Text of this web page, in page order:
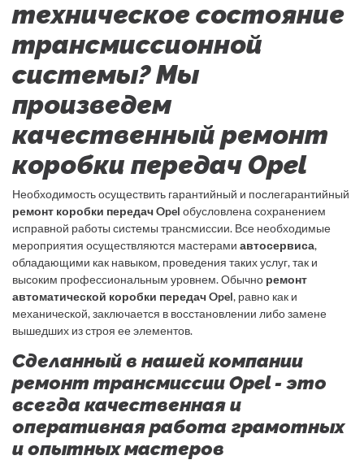
техническое состояние
трансмиссионной
системы? Мы
произведем
качественный ремонт
коробки передач Opel
Необходимость осуществить гарантийный и послегарантийный
ремонт коробки передач Opel обусловлена сохранением
исправной работы системы трансмиссии. Все необходимые
мероприятия осуществляются мастерами автосервиса,
обладающими как навыком, проведения таких услуг, так и
высоким профессиональным уровнем. Обычно ремонт
автоматической коробки передач Opel, равно как и
механической, заключается в восстановлении либо замене
вышедших из строя ее элементов.
Сделанный в нашей компании
ремонт трансмиссии Opel - это
всегда качественная и
оперативная работа грамотных
и опытных мастеров